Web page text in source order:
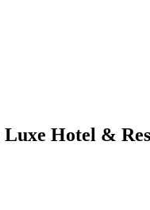
Hotel &